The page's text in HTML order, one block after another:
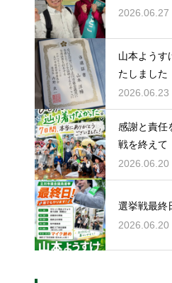
2026.06.27
山本ようす
たしました
2026.06.23
感謝と責任
戦を終えて
2026.06.20
選挙戦最終
2026.06.20